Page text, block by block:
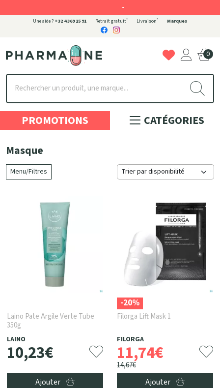
Une aide ? +32 4 369 15 91 Retrait gratuit* Livraison* Marques
Pharmaone Votre pharmacie en ligne à votre service
0
PROMOTIONS
CATÉGORIES
Masque
Menu/Filtres
Laino Pate Argile Verte Tube
350g
LAINO
10,23€
Ajouter
-20%
Filorga Lift Mask 1
FILORGA
11,74€
14,67€
Ajouter